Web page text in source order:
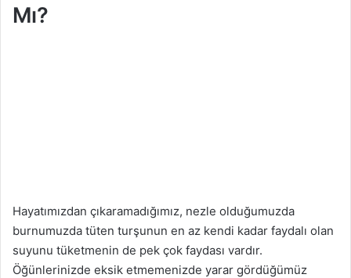
Mı?
Hayatımızdan çıkaramadığımız, nezle olduğumuzda
burnumuzda tüten turşunun en az kendi kadar faydalı olan
suyunu tüketmenin de pek çok faydası vardır.
Öğünlerinizde eksik etmemenizde yarar gördüğümüz